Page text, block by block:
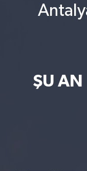
ŞU AN
ve Fikstür